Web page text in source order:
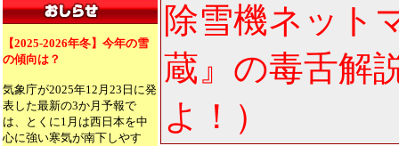
【2025-2026年冬】今年の雪
の傾向は？
気象庁が2025年12月23日に発
表した最新の3か月予報で
は、とくに1月は西日本を中
心に強い寒気が南下しやす
除雪機ネット
蔵』の毒舌解
よ！）